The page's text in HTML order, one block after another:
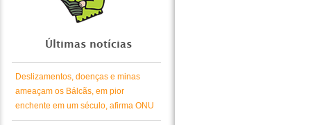
Últimas notícias
Deslizamentos, doenças e minas
ameaçam os Bálcãs, em pior
enchente em um século, afirma ONU